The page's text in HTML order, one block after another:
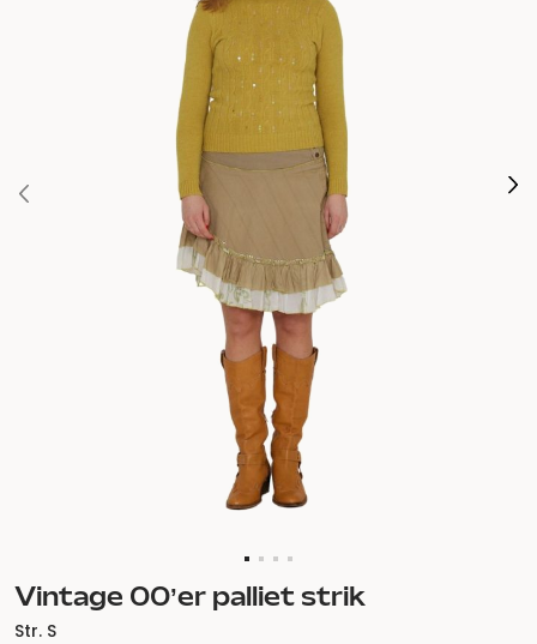
Vintage 00’er palliet strik
Str. S